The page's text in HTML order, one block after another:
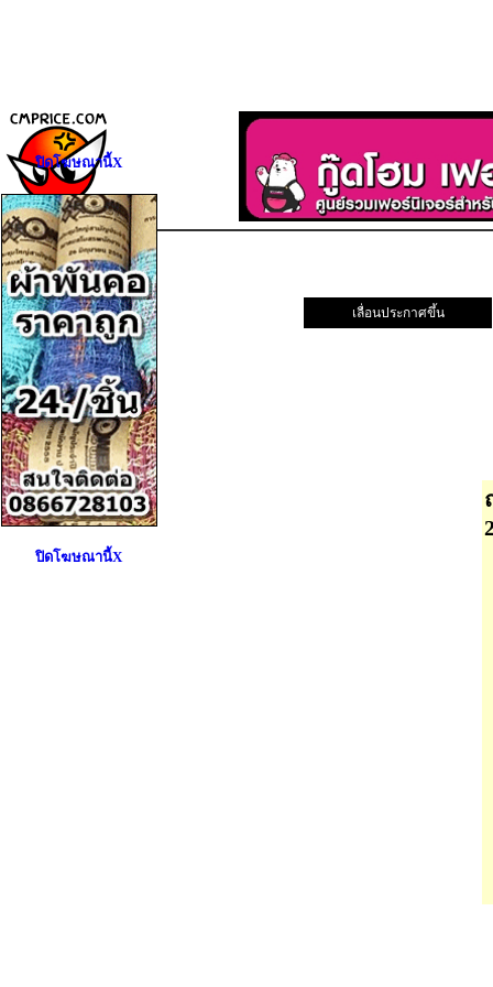
เลื่อนประกาศขึ้น
ปิดโฆษณานี้X
ปิดโฆษณานี้X